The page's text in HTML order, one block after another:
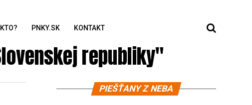
PNKY.SK KONTAKT
republiky"
PIEŠŤANY Z NEBA
prehrávač